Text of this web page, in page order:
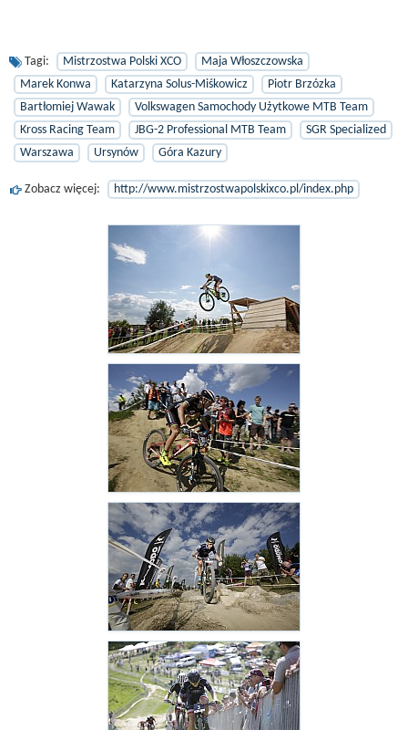
Tagi: Mistrzostwa Polski XCO
Maja Włoszczowska
Marek Konwa
Katarzyna Solus-Miśkowicz
Piotr Brzózka
Bartłomiej Wawak
Volkswagen Samochody Użytkowe MTB Team
Kross Racing Team
JBG-2 Professional MTB Team
SGR Specialized
Warszawa
Ursynów Góra Kazury
Zobacz więcej: http://www.mistrzostwapolskixco.pl/index.php